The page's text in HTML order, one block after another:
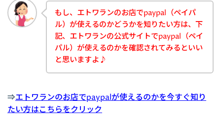
もし、エトワランのお店でpaypal（ペイパ
ル）が使えるのかどうかを知りたい方は、下
記、エトワランの公式サイトでpaypal（ペイ
パル）が使えるのかを確認されてみるといい
と思いますよ♪
⇒エトワランのお店でpaypalが使えるのかを今すぐ知り
たい方はこちらをクリック